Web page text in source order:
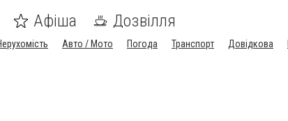
Афіша Дозвілля
Авто / Мото Погода Транспорт Довідкова